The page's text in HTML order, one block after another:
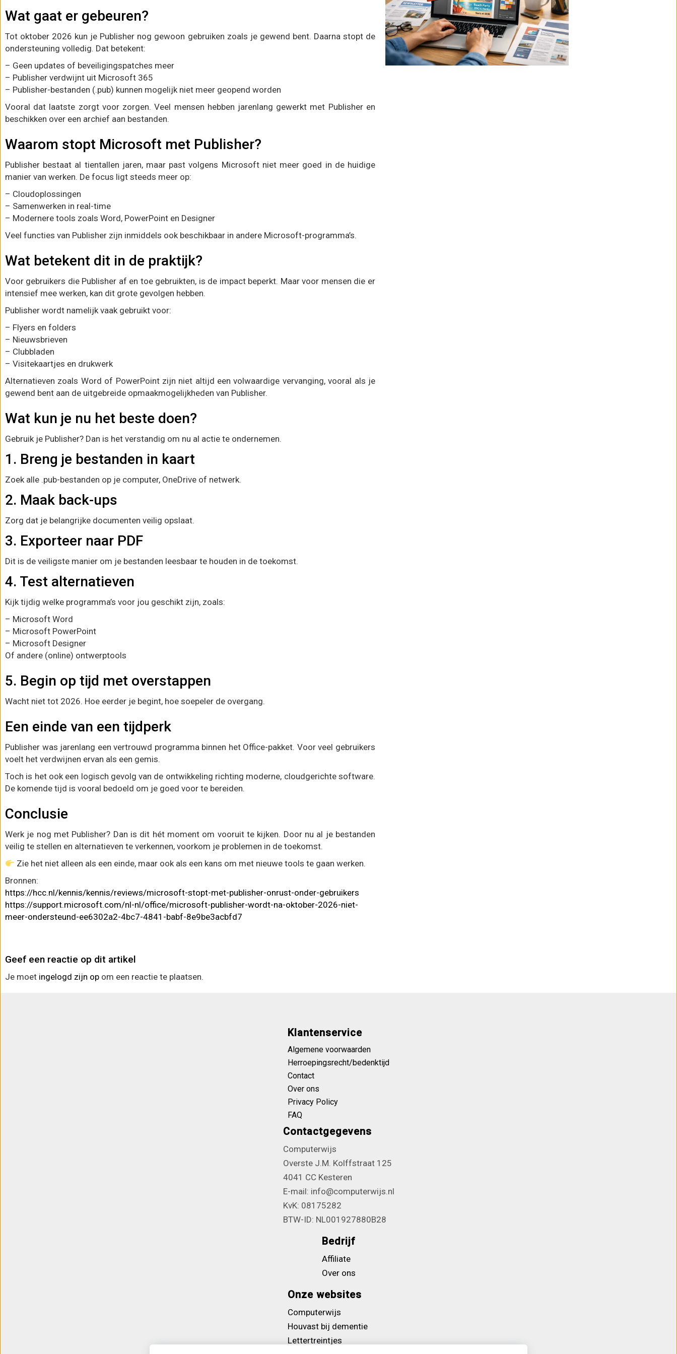
Wat gaat er gebeuren?
Tot oktober 2026 kun je Publisher nog gewoon gebruiken zoals je gewend bent. Daarna stopt de
ondersteuning volledig. Dat betekent:
– Geen updates of beveiligingspatches meer
– Publisher verdwijnt uit Microsoft 365
– Publisher-bestanden (.pub) kunnen mogelijk niet meer geopend worden
Vooral dat laatste zorgt voor zorgen. Veel mensen hebben jarenlang gewerkt met Publisher en
beschikken over een archief aan bestanden.
Waarom stopt Microsoft met Publisher?
Publisher bestaat al tientallen jaren, maar past volgens Microsoft niet meer goed in de huidige
manier van werken. De focus ligt steeds meer op:
– Cloudoplossingen
– Samenwerken in real-time
– Modernere tools zoals Word, PowerPoint en Designer
Veel functies van Publisher zijn inmiddels ook beschikbaar in andere Microsoft-programma’s.
Wat betekent dit in de praktijk?
Voor gebruikers die Publisher af en toe gebruikten, is de impact beperkt. Maar voor mensen die er
intensief mee werken, kan dit grote gevolgen hebben.
Publisher wordt namelijk vaak gebruikt voor:
– Flyers en folders
– Nieuwsbrieven
– Clubbladen
– Visitekaartjes en drukwerk
Alternatieven zoals Word of PowerPoint zijn niet altijd een volwaardige vervanging, vooral als je
gewend bent aan de uitgebreide opmaakmogelijkheden van Publisher.
Wat kun je nu het beste doen?
Gebruik je Publisher? Dan is het verstandig om nu al actie te ondernemen.
1. Breng je bestanden in kaart
Zoek alle .pub-bestanden op je computer, OneDrive of netwerk.
2. Maak back-ups
Zorg dat je belangrijke documenten veilig opslaat.
3. Exporteer naar PDF
Dit is de veiligste manier om je bestanden leesbaar te houden in de toekomst.
4. Test alternatieven
Kijk tijdig welke programma’s voor jou geschikt zijn, zoals:
– Microsoft Word
– Microsoft PowerPoint
– Microsoft Designer
Of andere (online) ontwerptools
5. Begin op tijd met overstappen
Wacht niet tot 2026. Hoe eerder je begint, hoe soepeler de overgang.
Een einde van een tijdperk
Publisher was jarenlang een vertrouwd programma binnen het Office-pakket. Voor veel gebruikers
voelt het verdwijnen ervan als een gemis.
Toch is het ook een logisch gevolg van de ontwikkeling richting moderne, cloudgerichte software.
De komende tijd is vooral bedoeld om je goed voor te bereiden.
Conclusie
Werk je nog met Publisher? Dan is dit hét moment om vooruit te kijken. Door nu al je bestanden
veilig te stellen en alternatieven te verkennen, voorkom je problemen in de toekomst.
Zie het niet alleen als een einde, maar ook als een kans om met nieuwe tools te gaan werken.
Bronnen:
https://hcc.nl/kennis/kennis/reviews/microsoft-stopt-met-publisher-onrust-onder-gebruikers
https://support.microsoft.com/nl-nl/office/microsoft-publisher-wordt-na-oktober-2026-niet-
meer-ondersteund-ee6302a2-4bc7-4841-babf-8e9be3acbfd7
Geef een reactie op dit artikel
Je moet ingelogd zijn op om een reactie te plaatsen.
Klantenservice
Algemene voorwaarden
Herroepingsrecht/bedenktijd
Contact
Over ons
Privacy Policy
FAQ
Contactgegevens
Computerwijs
Overste J.M. Kolffstraat 125
4041 CC Kesteren
E-mail: info@computerwijs.nl
KvK: 08175282
BTW-ID: NL001927880B28
Bedrijf
Affiliate
Over ons
Onze websites
Computerwijs
Houvast bij dementie
Lettertreintjes